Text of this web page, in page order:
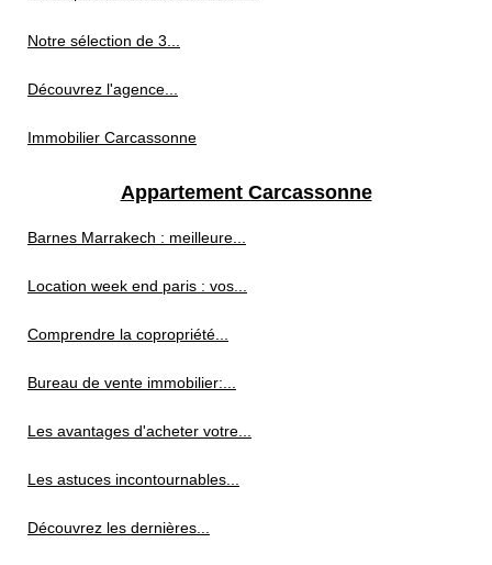
Notre sélection de 3...
Découvrez l'agence...
Immobilier Carcassonne
Appartement Carcassonne
Barnes Marrakech : meilleure...
Location week end paris : vos...
Comprendre la copropriété...
Bureau de vente immobilier:...
Les avantages d'acheter votre...
Les astuces incontournables...
Découvrez les dernières...